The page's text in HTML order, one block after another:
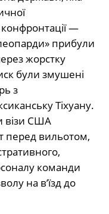
—
прибули
жорстку
були змушені
з
Тіхуану.
візи США
перед вильотом,
команди
на в’їзд до